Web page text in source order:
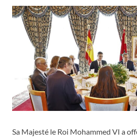
Sa Majesté le Roi Mohammed VI a